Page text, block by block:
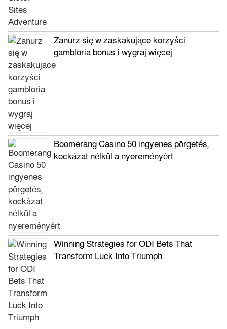
Zanurz się w zaskakujące korzyści
gambloria bonus i wygraj więcej
Boomerang Casino 50 ingyenes pörgetés,
kockázat nélkül a nyereményért
Winning Strategies for ODI Bets That
Transform Luck Into Triumph